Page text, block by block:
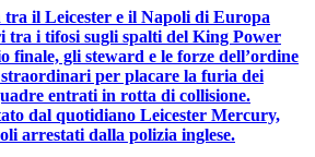
tra il Leicester e il Napoli di Europa
tra i tifosi sugli spalti del King Power
finale, gli steward e le forze dell’ordine
per placare la furia dei
entrati in rotta di collisione.
dal quotidiano Leicester Mercury,
arrestati dalla polizia inglese.